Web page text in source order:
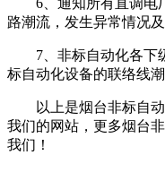
6、通知所有直调电
路潮流，发生异常情况及
7、非标自动化各下
标自动化设备的联络线
以上是烟台非标自动
我们的网站，更多烟台
我们！